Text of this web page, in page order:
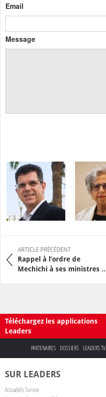
Email
Message
ARTICLE PRÉCÉDENT
Rappel à l’ordre de
Mechichi à ses ministres
Téléchargez les applications
Leaders
PARTENAIRES DOSSIERS LEADERS TV
SUR LEADERS
Actualités Tunisie